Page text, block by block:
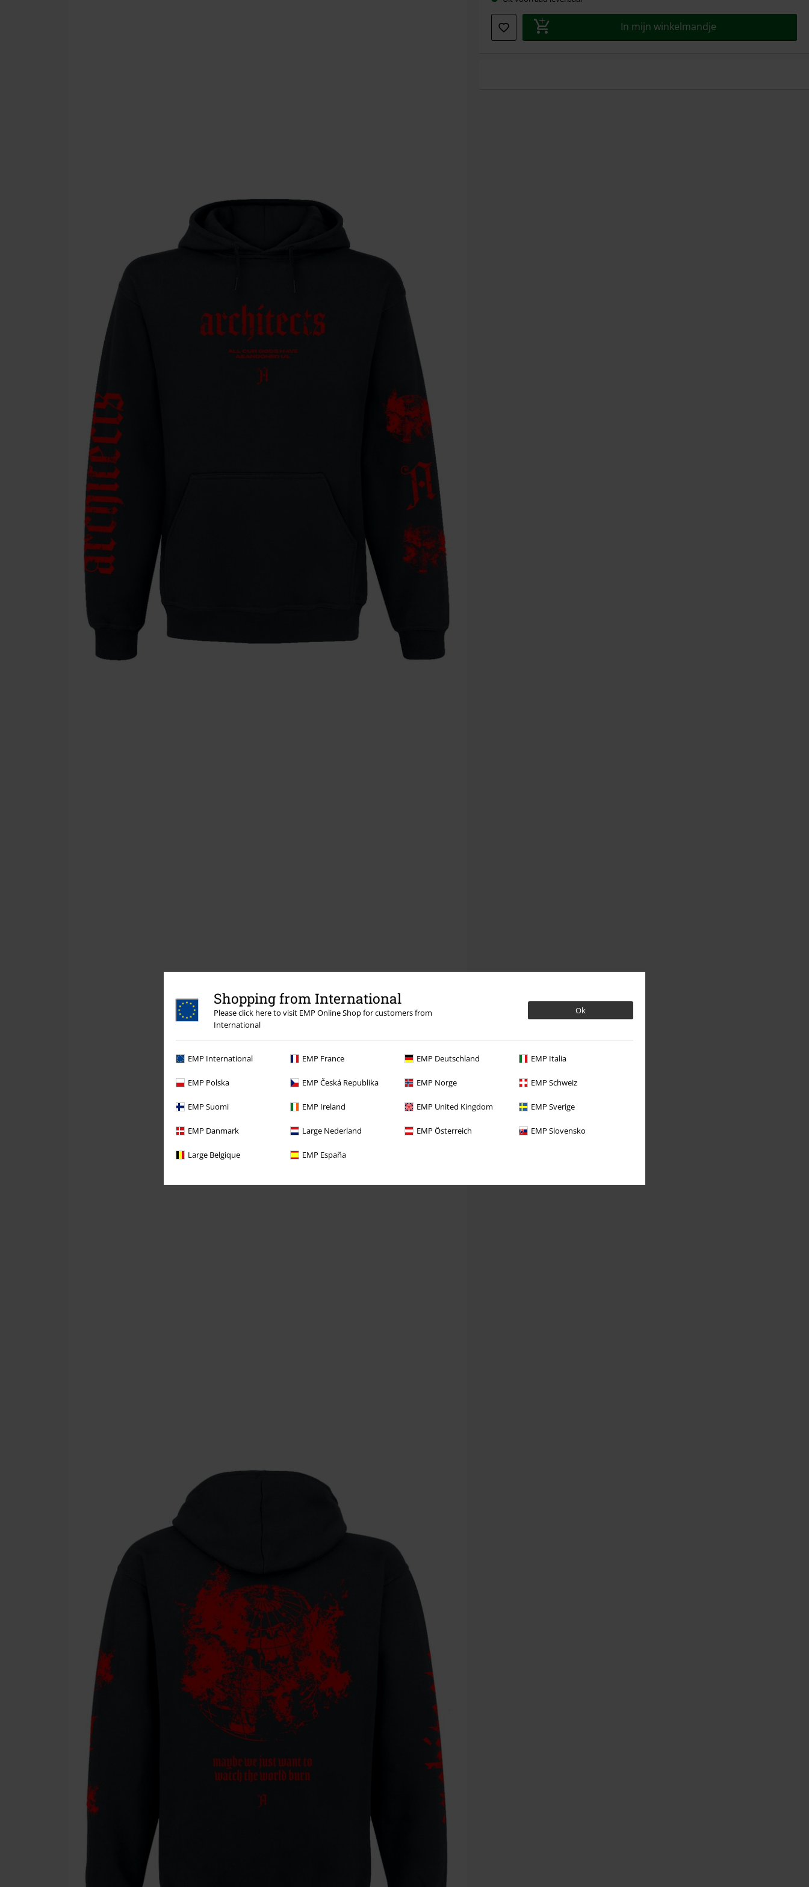
Shopping from International
Please click here to visit EMP Online Shop for customers from
International
Ok
EMP International EMP France EMP Deutschland EMP Italia
EMP Polska EMP Česká Republika EMP Norge EMP Schweiz
EMP Suomi EMP Ireland EMP United Kingdom EMP Sverige
EMP Danmark Large Nederland EMP Österreich EMP Slovensko
Large Belgique EMP España
In mijn winkelmandje